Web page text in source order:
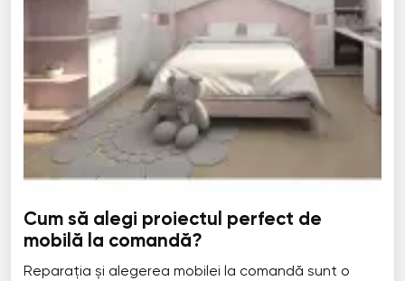
Cum să alegi proiectul perfect de
mobilă la comandă?
Reparația și alegerea mobilei la comandă sunt o